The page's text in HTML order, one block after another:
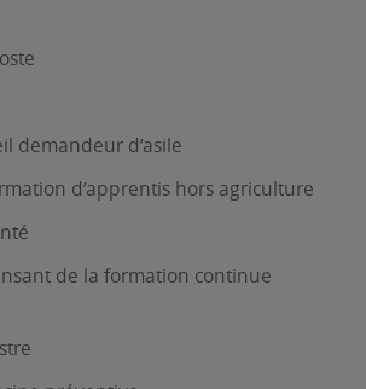
demandeur d’asile
d’apprentis hors agriculture
de la formation continue